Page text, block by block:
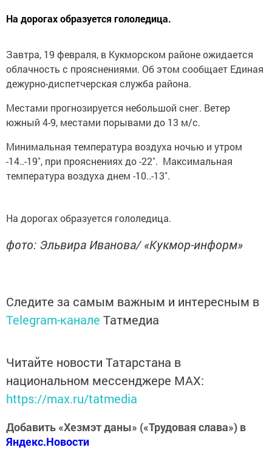
На дорогах образуется гололедица.
Завтра, 19 февраля, в Кукморском районе ожидается
облачность с прояснениями. Об этом сообщает Единая
дежурно-диспетчерская служба района.
Местами прогнозируется небольшой снег. Ветер
южный 4-9, местами порывами до 13 м/с.
Минимальная температура воздуха ночью и утром
-14..-19˚, при прояснениях до -22˚. Максимальная
температура воздуха днем -10..-13˚.
На дорогах образуется гололедица.
фото: Эльвира Иванова/ «Кукмор-информ»
Следите за самым важным и интересным в
Telegram-канале Татмедиа
Читайте новости Татарстана в
национальном мессенджере MАХ:
https://max.ru/tatmedia
Добавить «Хезмэт даны» («Трудовая слава») в
Яндекс.Новости